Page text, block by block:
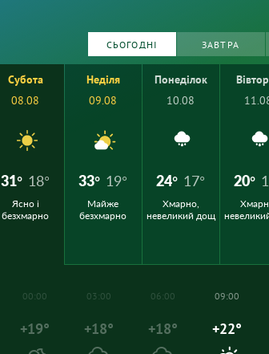
СЬОГОДНІ ЗАВТРА
Субота
08.08
31° 18°
Ясно і
безхмарно
Неділя
09.08
33° 19°
Майже
безхмарно
Понеділок
10.08
24° 17°
Хмарно,
невеликий дощ
20°
00:00
+19°
03:00
+18°
06:00
+18°
09:00
+22°